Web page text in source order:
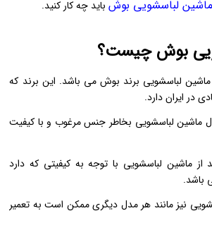
ماشین لباسشویی بوش باید چه کار کنید.
ماشین لباسشویی برند بوش می باشد. این برند که
در ایران دارد.
ماشین لباسشویی بخاطر جنس مرغوب و با کیفیت
ماشین لباسشویی با توجه به کیفیتی که دارد
باشد.
نیز مانند هر مدل دیگری ممکن است به تعمیر